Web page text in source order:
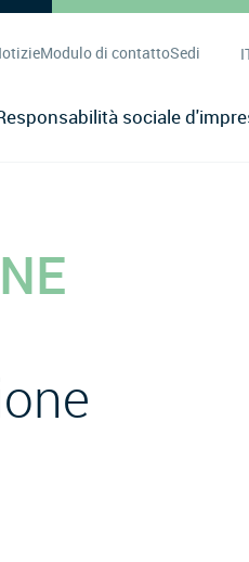
Modulo di contattoSedi
sociale